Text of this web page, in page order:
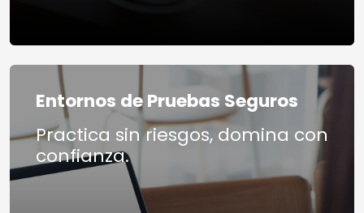
Entornos de Pruebas Seguros
Practica sin riesgos, domina con
confianza.